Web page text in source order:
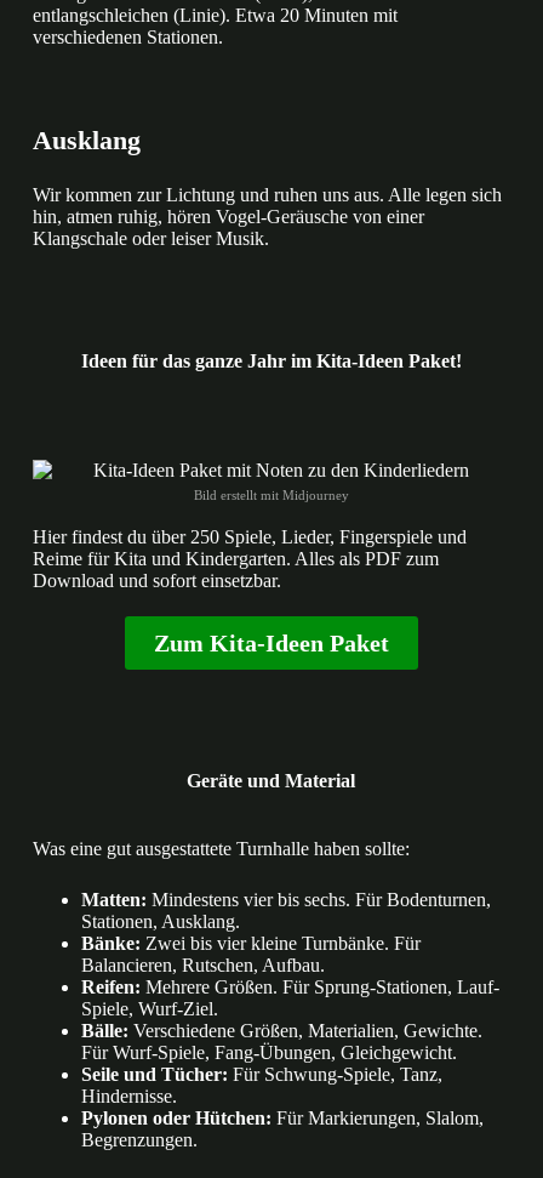
entlangschleichen (Linie). Etwa 20 Minuten mit
verschiedenen Stationen.
Ausklang
Wir kommen zur Lichtung und ruhen uns aus. Alle legen sich
hin, atmen ruhig, hören Vogel-Geräusche von einer
Klangschale oder leiser Musik.
Ideen für das ganze Jahr im Kita-Ideen Paket!
Bild erstellt mit Midjourney
Hier findest du über 250 Spiele, Lieder, Fingerspiele und
Reime für Kita und Kindergarten. Alles als PDF zum
Download und sofort einsetzbar.
Zum Kita-Ideen Paket
Geräte und Material
Was eine gut ausgestattete Turnhalle haben sollte:
Matten: Mindestens vier bis sechs. Für Bodenturnen,
Stationen, Ausklang.
Bänke: Zwei bis vier kleine Turnbänke. Für
Balancieren, Rutschen, Aufbau.
Reifen: Mehrere Größen. Für Sprung-Stationen, Lauf-
Spiele, Wurf-Ziel.
Bälle: Verschiedene Größen, Materialien, Gewichte.
Für Wurf-Spiele, Fang-Übungen, Gleichgewicht.
Seile und Tücher: Für Schwung-Spiele, Tanz,
Hindernisse.
Pylonen oder Hütchen: Für Markierungen, Slalom,
Begrenzungen.